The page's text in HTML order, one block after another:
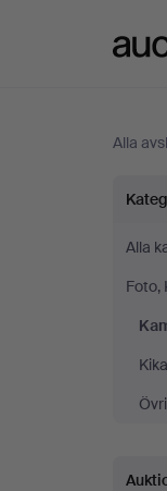
Alla
&
på
Alla
Foto,